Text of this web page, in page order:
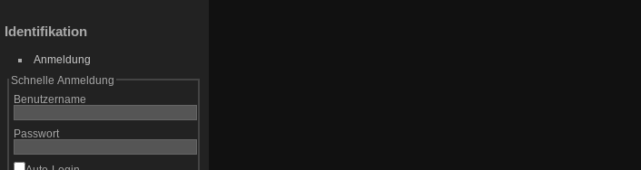
Identifikation
Anmeldung
Schnelle Anmeldung
Benutzername
Passwort